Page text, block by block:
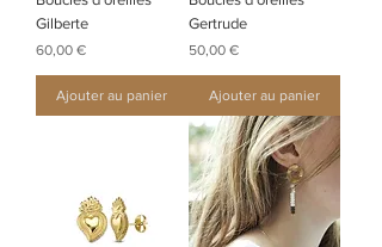
Gilberte
Prix
60,00 €
Ajouter au panier
Gertrude
Prix
50,00 €
Ajouter au panier